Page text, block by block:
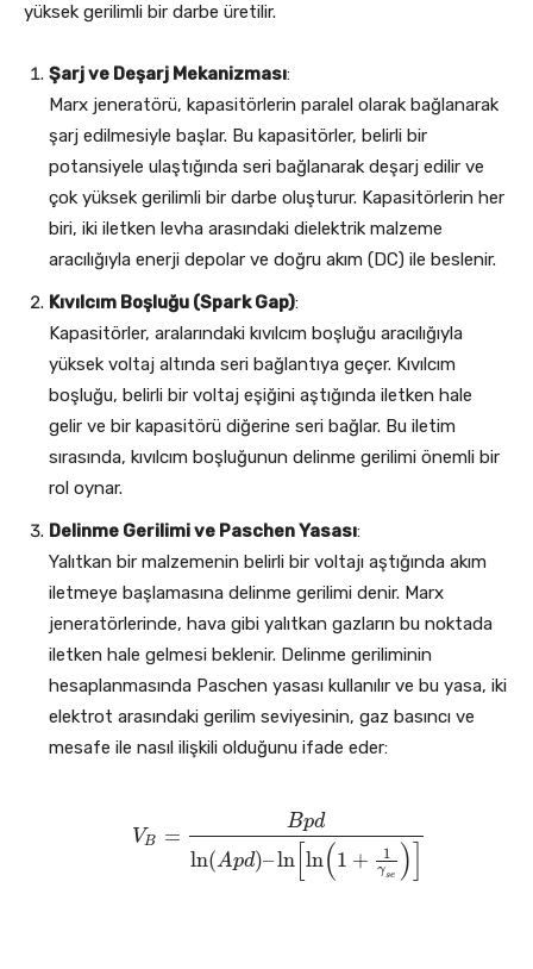
yüksek gerilimli bir darbe üretilir.
Şarj ve Deşarj Mekanizması:
Marx jeneratörü, kapasitörlerin paralel olarak bağlanarak
şarj edilmesiyle başlar. Bu kapasitörler, belirli bir
potansiyele ulaştığında seri bağlanarak deşarj edilir ve
çok yüksek gerilimli bir darbe oluşturur. Kapasitörlerin her
biri, iki iletken levha arasındaki dielektrik malzeme
aracılığıyla enerji depolar ve doğru akım (DC) ile beslenir.
Kıvılcım Boşluğu (Spark Gap):
Kapasitörler, aralarındaki kıvılcım boşluğu aracılığıyla
yüksek voltaj altında seri bağlantıya geçer. Kıvılcım
boşluğu, belirli bir voltaj eşiğini aştığında iletken hale
gelir ve bir kapasitörü diğerine seri bağlar. Bu iletim
sırasında, kıvılcım boşluğunun delinme gerilimi önemli bir
rol oynar.
Delinme Gerilimi ve Paschen Yasası:
Yalıtkan bir malzemenin belirli bir voltajı aştığında akım
iletmeye başlamasına delinme gerilimi denir. Marx
jeneratörlerinde, hava gibi yalıtkan gazların bu noktada
iletken hale gelmesi beklenir. Delinme geriliminin
hesaplanmasında Paschen yasası kullanılır ve bu yasa, iki
elektrot arasındaki gerilim seviyesinin, gaz basıncı ve
mesafe ile nasıl ilişkili olduğunu ifade eder:
VB =
Bpd
ln(Apd)–ln[ ln(1 + 1
γse )
VB =Bpdln(Apd)–ln[ln(1+1γse)]